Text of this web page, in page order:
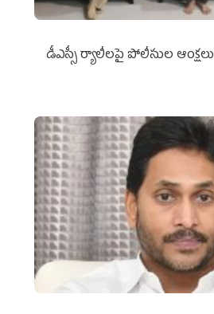
డీఎస్సీ ర్యాలీలపై పోలీసుల ఆంక్షలు